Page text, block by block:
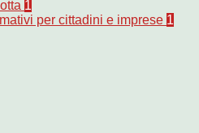
1
per cittadini e imprese 1